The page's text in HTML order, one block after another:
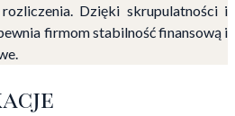
Dzięki skrupulatności i
firmom stabilność finansową i